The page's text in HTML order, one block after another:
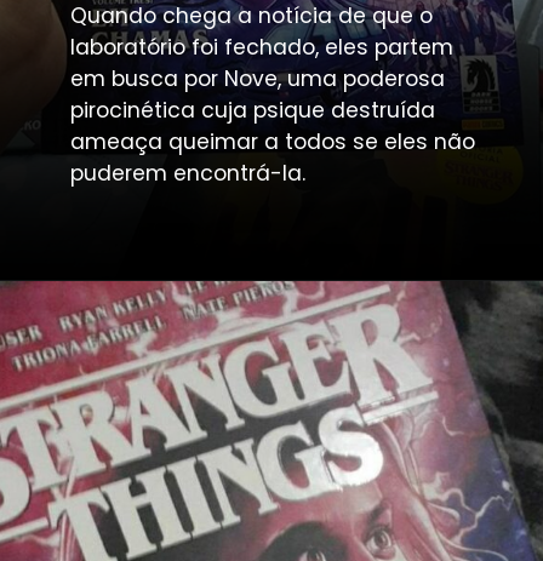
Quando chega a notícia de que o
laboratório foi fechado, eles partem
em busca por Nove, uma poderosa
pirocinética cuja psique destruída
ameaça queimar a todos se eles não
puderem encontrá-la.